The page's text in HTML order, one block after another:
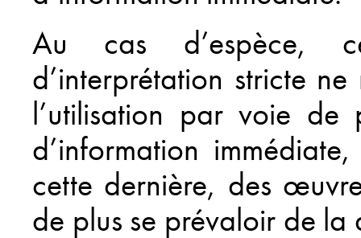
Au cas d’espèce,
d’interprétation stricte
l’utilisation par voie de
d’information
cette dernière, des
de plus se prévaloir de la